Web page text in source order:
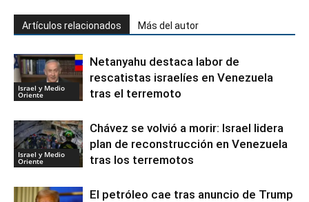
Artículos relacionados Más del autor
Israel y Medio
Oriente
Netanyahu destaca labor de
rescatistas israelíes en Venezuela
tras el terremoto
Israel y Medio
Oriente
Chávez se volvió a morir: Israel lidera
plan de reconstrucción en Venezuela
tras los terremotos
El petróleo cae tras anuncio de Trump